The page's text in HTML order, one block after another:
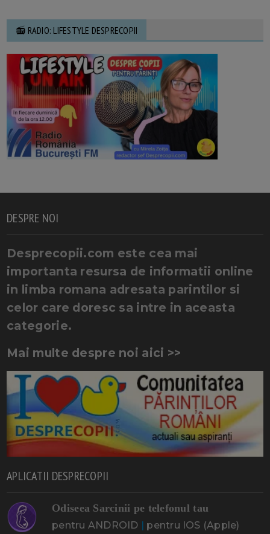
📻 RADIO: LIFESTYLE DESPRECOPII
DESPRE NOI
Desprecopii.com este cea mai
importanta resursa de informatii online
in limba romana adresata parintilor si
celor care doresc sa intre in aceasta
categorie.
Mai multe despre noi aici >>
APLICATII DESPRECOPII
Odiseea Sarcinii pe telefonul tau
pentru ANDROID | pentru IOS (Apple)